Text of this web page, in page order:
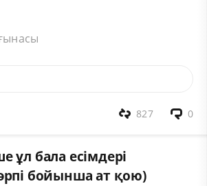
0
827
ұл бала есімдері
бойынша ат қою)